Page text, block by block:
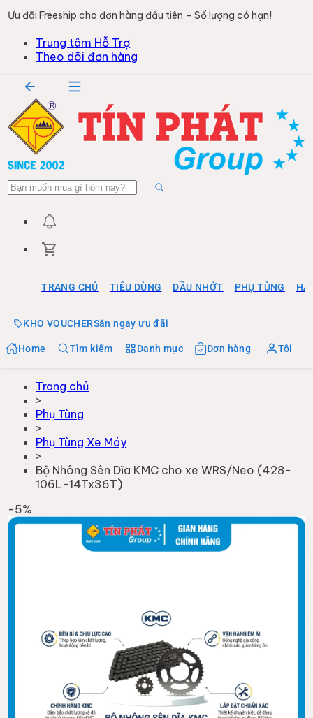
Ưu đãi Freeship cho đơn hàng đầu tiên – Số lượng có hạn!
Trung tâm Hỗ Trợ
Theo dõi đơn hàng
TRANG CHỦ TIÊU DÙNG DẦU NHỚT PHỤ TÙNG
KHO VOUCHERSăn ngay ưu đãi
Home Tìm kiếm Danh mục Đơn hàng Tôi
Trang chủ
>
Phụ Tùng
>
Phụ Tùng Xe Máy
>
Bộ Nhông Sên Dĩa KMC cho xe WRS/Neo (428-
106L-14Tx36T)
-5%